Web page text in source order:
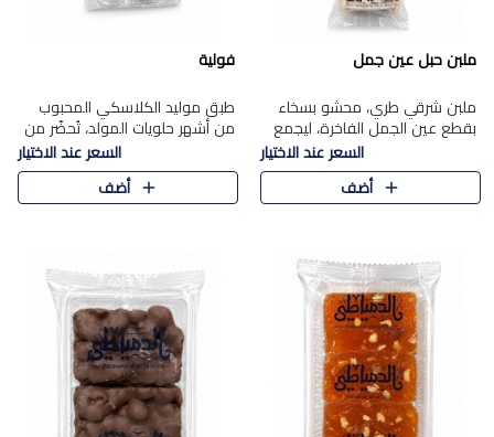
ملبن حبل عين جمل
ملبن شرقي طري، محشو بسخاء
بقطع عين الجمل الفاخرة، ليجمع
بين القوام الناعم وقرمشة الجوز
في مذاق شرقي أصيل.
السعر عند الاختيار
أضف
فولية
طبق موليد الكلاسكي المحبوب
من أشهر حلويات المولد، تُحضّر من
فول سوداني محمص بعناية
ومغلف بطبقة رقيقة من السكر
المكرمل، لتمنحك قرمشة أصيلة
السعر عند الاختيار
أضف